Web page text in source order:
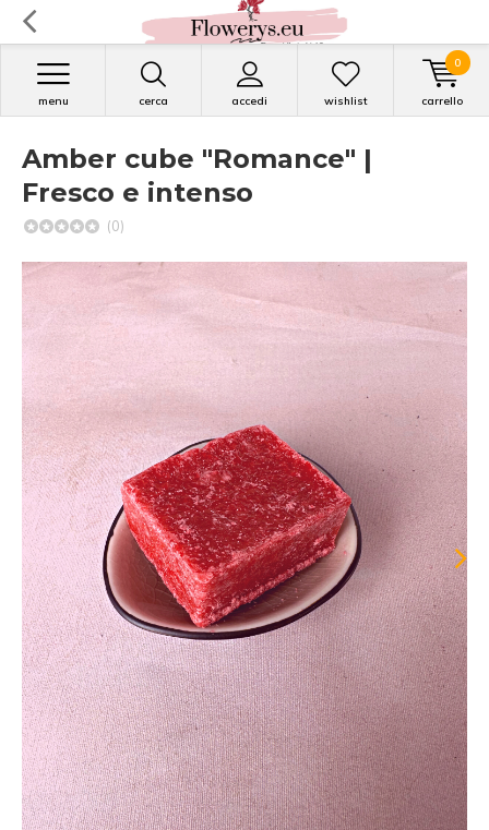
cerca accedi
menu wishlist carrello
0
Amber cube "Romance" |
Fresco e intenso
(0)